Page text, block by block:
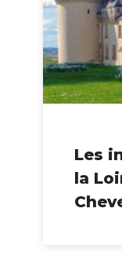
Les
la